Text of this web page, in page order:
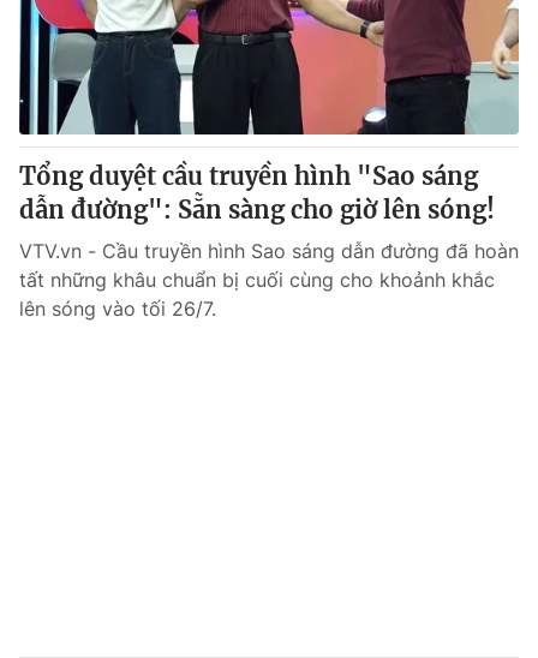
Tổng duyệt cầu truyền hình "Sao sáng
dẫn đường": Sẵn sàng cho giờ lên sóng!
VTV.vn - Cầu truyền hình Sao sáng dẫn đường đã hoàn
tất những khâu chuẩn bị cuối cùng cho khoảnh khắc
lên sóng vào tối 26/7.